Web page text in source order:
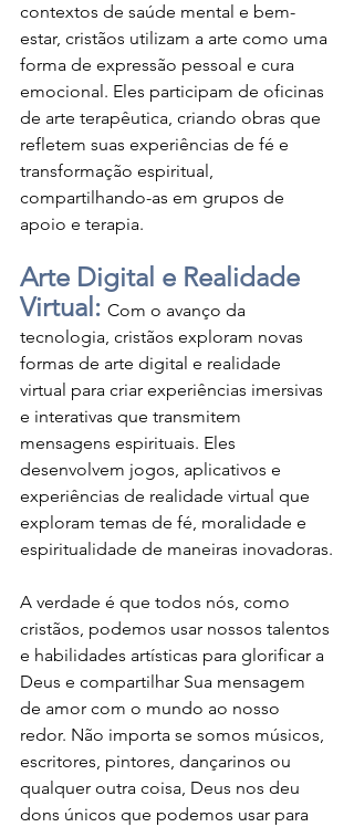
contextos de saúde mental e bem-
estar, cristãos utilizam a arte como uma
forma de expressão pessoal e cura
emocional. Eles participam de oficinas
de arte terapêutica, criando obras que
refletem suas experiências de fé e
transformação espiritual,
compartilhando-as em grupos de
apoio e terapia.
Arte Digital e Realidade
Virtual: Com o avanço da
tecnologia, cristãos exploram novas
formas de arte digital e realidade
virtual para criar experiências imersivas
e interativas que transmitem
mensagens espirituais. Eles
desenvolvem jogos, aplicativos e
experiências de realidade virtual que
exploram temas de fé, moralidade e
espiritualidade de maneiras inovadoras.
A verdade é que todos nós, como
cristãos, podemos usar nossos talentos
e habilidades artísticas para glorificar a
Deus e compartilhar Sua mensagem
de amor com o mundo ao nosso
redor. Não importa se somos músicos,
escritores, pintores, dançarinos ou
qualquer outra coisa, Deus nos deu
dons únicos que podemos usar para